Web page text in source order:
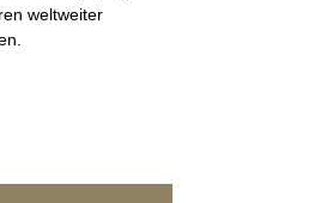
weltweiter